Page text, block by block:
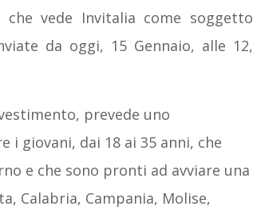
vede Invitalia come soggetto
da oggi, 15 Gennaio, alle 12,
prevede uno
i giovani, dai 18 ai 35 anni, che
e che sono pronti ad avviare una
Calabria, Campania, Molise,